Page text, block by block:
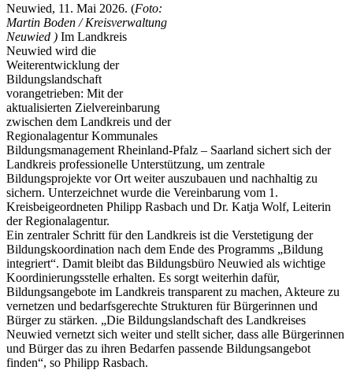
Neuwied, 11. Mai 2026. (Foto:
Martin Boden / Kreisverwaltung
Neuwied ) Im Landkreis
Neuwied wird die
Weiterentwicklung der
Bildungslandschaft
vorangetrieben: Mit der
aktualisierten Zielvereinbarung
zwischen dem Landkreis und der
Regionalagentur Kommunales
Bildungsmanagement Rheinland-Pfalz – Saarland sichert sich der
Landkreis professionelle Unterstützung, um zentrale
Bildungsprojekte vor Ort weiter auszubauen und nachhaltig zu
sichern. Unterzeichnet wurde die Vereinbarung vom 1.
Kreisbeigeordneten Philipp Rasbach und Dr. Katja Wolf, Leiterin
der Regionalagentur.
Ein zentraler Schritt für den Landkreis ist die Verstetigung der
Bildungskoordination nach dem Ende des Programms „Bildung
integriert“. Damit bleibt das Bildungsbüro Neuwied als wichtige
Koordinierungsstelle erhalten. Es sorgt weiterhin dafür,
Bildungsangebote im Landkreis transparent zu machen, Akteure zu
vernetzen und bedarfsgerechte Strukturen für Bürgerinnen und
Bürger zu stärken. „Die Bildungslandschaft des Landkreises
Neuwied vernetzt sich weiter und stellt sicher, dass alle Bürgerinnen
und Bürger das zu ihren Bedarfen passende Bildungsangebot
finden“, so Philipp Rasbach.